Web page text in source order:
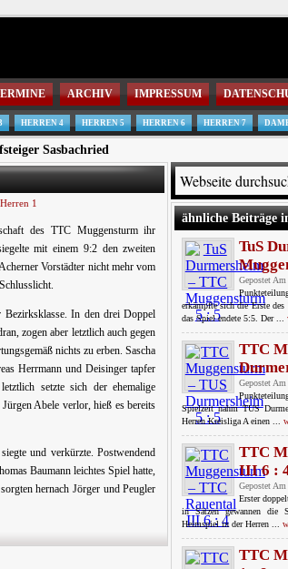
ARCHIV IMPRESSUM
HERREN 4 HERREN 5 HERREN 6 HERREN 7
Sasbachried
Herren 1
des TTC Muggensturm ihr
mit einem 9:2 den zweiten
Vorstädter nicht mehr vom
In den drei Doppel
zogen aber letztlich auch gegen
nichts zu erben. Sascha
Herrmann und Deisinger tapfer
setzte sich der ehemalige
Abele verlor, hieß es bereits
und verkürzte. Postwendend
Baumann leichtes Spiel hatte,
hernach Jörger und Peugler
ähnliche Beiträge
TuS
Gepostet
erkämpfte sich die Erste
das Spiel endete 5:5. Der ...
TTC
Gepostet
Spielzeit nahm TUS
Herren Kreisliga A einen ...
TTC
III 6 :
Gepostet
Erster
in Sätzen gewannen die
Heimspiel in der Herren ...
TTC